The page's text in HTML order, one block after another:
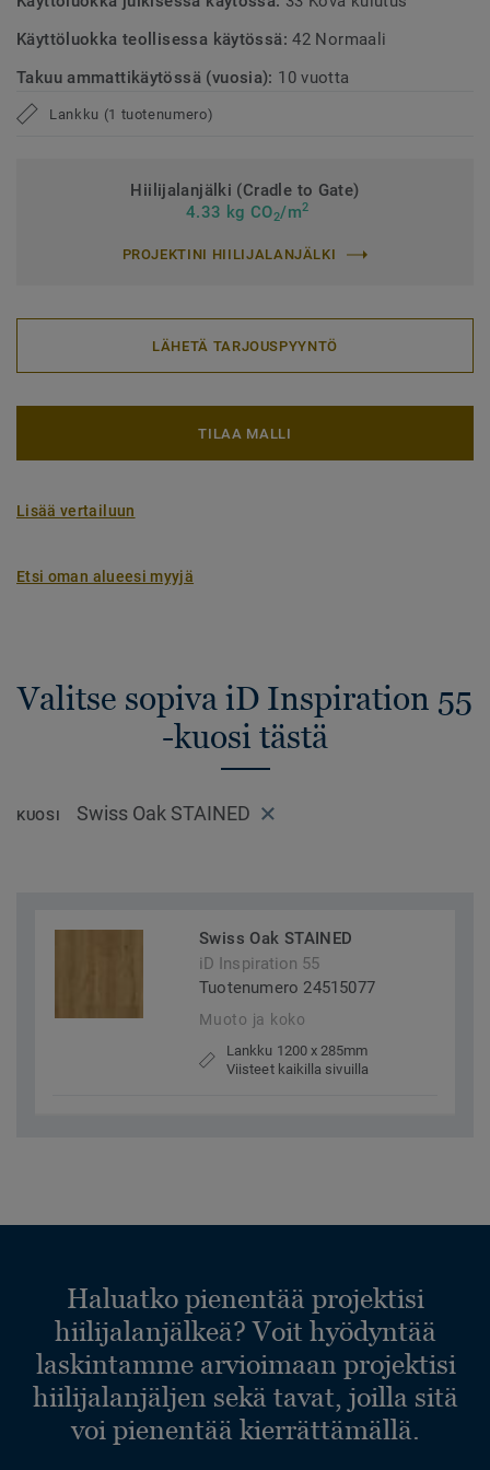
Käyttöluokka teollisessa käytössä:42 Normaali
Takuu ammattikäytössä (vuosia): 10 vuotta
Lankku (1 tuotenumero)
Hiilijalanjälki (Cradle to Gate)
4.33 kg CO2/m2
PROJEKTINI HIILIJALANJÄLKI
LÄHETÄ TARJOUSPYYNTÖ
TILAA MALLI
Lisää vertailuun
Etsi oman alueesi myyjä
Valitse sopiva iD Inspiration 55
-kuosi tästä
KUOSI Swiss Oak STAINED
Swiss Oak STAINED
iD Inspiration 55
Tuotenumero 24515077
Muoto ja koko
Lankku 1200 x 285mm
Viisteet kaikilla sivuilla
Haluatko pienentää projektisi
hiilijalanjälkeä? Voit hyödyntää
laskintamme arvioimaan projektisi
hiilijalanjäljen sekä tavat, joilla sitä
voi pienentää kierrättämällä.